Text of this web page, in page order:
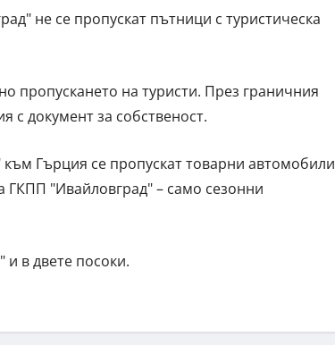
не се пропускат пътници с туристическа
пропускането на туристи. През граничния
с документ за собственост.
Гърция се пропускат товарни автомобили
ГКПП "Ивайловград" – само сезонни
в двете посоки.